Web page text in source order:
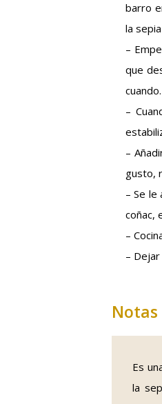
barro
la
–
que
cuando.
–
–
gusto,
– Se le
coñac,
–
–
Es
la